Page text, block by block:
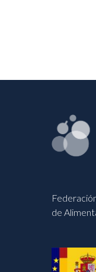
de